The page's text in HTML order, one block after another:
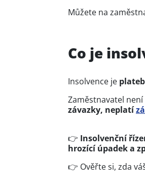
Můžete na
Co je
Insolvence je
Zaměstnavatel
závazky, neplatí
👉 Insolvenční
hrozící úpadek a
👉 Ověřte si, zda